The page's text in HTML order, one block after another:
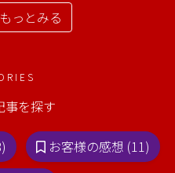
っとみる
事を探す
お客様の感想 (11)